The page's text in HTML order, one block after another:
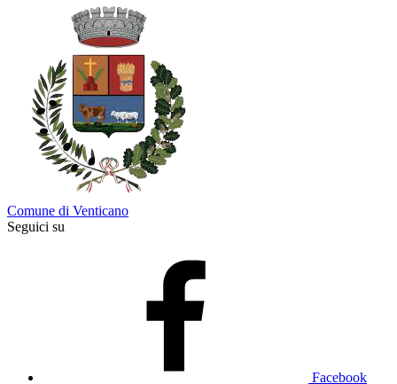
Comune di Venticano
Seguici su
Facebook